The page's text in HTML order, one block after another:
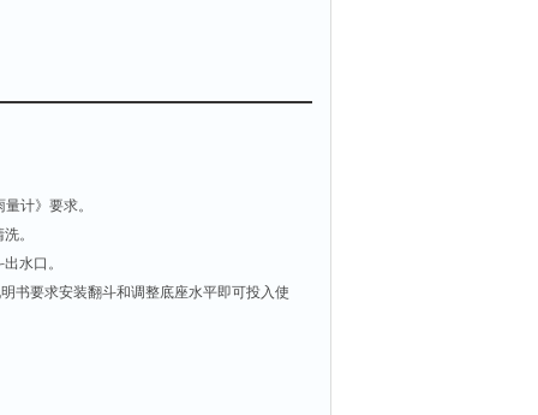
计》要求。
。
水口。
要求安装翻斗和调整底座水平即可投入使